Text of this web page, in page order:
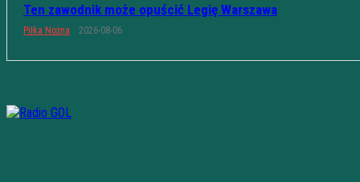
Ten zawodnik może opuścić Legię Warszawa
Piłka Nożna 2026-08-06